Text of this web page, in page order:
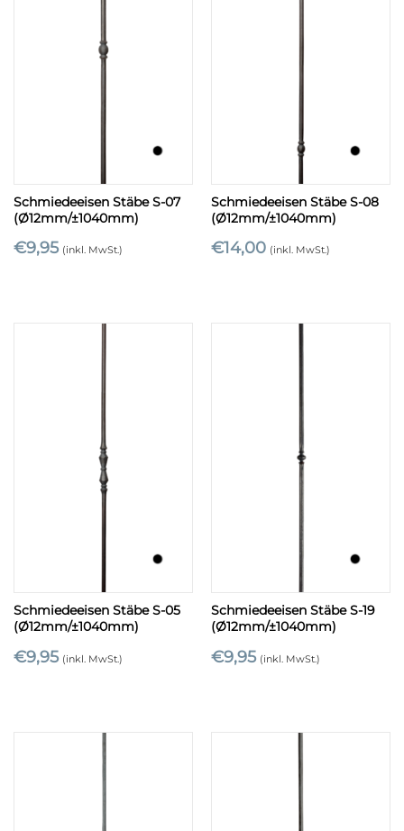
Schmiedeeisen Stäbe S-07
(Ø12mm/±1040mm)
€9,95 (inkl. MwSt.)
Schmiedeeisen Stäbe S-08
(Ø12mm/±1040mm)
€14,00 (inkl. MwSt.)
Schmiedeeisen Stäbe S-05
(Ø12mm/±1040mm)
€9,95 (inkl. MwSt.)
Schmiedeeisen Stäbe S-19
(Ø12mm/±1040mm)
€9,95 (inkl. MwSt.)